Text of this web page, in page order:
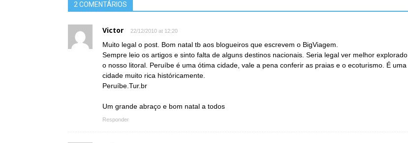
2 COMENTÁRIOS
Victor 22/12/2010 at 12:20
Muito legal o post. Bom natal tb aos blogueiros que escrevem o BigViagem.
Sempre leio os artigos e sinto falta de alguns destinos nacionais. Seria legal ver melhor explorado
o nosso litoral. Peruíbe é uma ótima cidade, vale a pena conferir as praias e o ecoturismo. É uma
cidade muito rica históricamente.
Peruíbe.Tur.br
Um grande abraço e bom natal a todos
Responder